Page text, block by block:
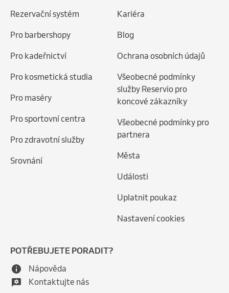
Rezervační systém
Pro barbershopy
Pro kadeřnictví
Pro kosmetická studia
Pro maséry
Pro sportovní centra
Pro zdravotní služby
Srovnání
Kariéra
Blog
Ochrana osobních údajů
Všeobecné podmínky
služby Reservio pro
koncové zákazníky
Všeobecné podmínky pro
partnera
Města
Události
Uplatnit poukaz
Nastavení cookies
POTŘEBUJETE PORADIT?
Nápověda
Kontaktujte nás